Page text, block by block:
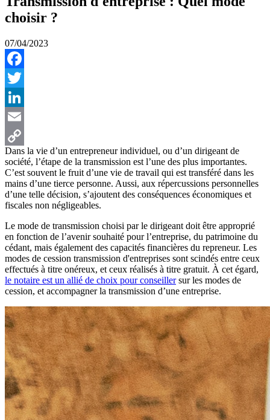
choisir ?
07/04/2023
Facebook
Twitter
LinkedIn
Email
Copy
Link
Dans la vie d’un entrepreneur individuel, ou d’un dirigeant de
société, l’étape de la transmission est l’une des plus importantes.
C’est souvent le fruit d’une vie de travail qui est transféré dans les
mains d’une tierce personne. Aussi, aux répercussions personnelles
d’une telle décision, s’ajoutent des conséquences économiques et
fiscales non négligeables.
Le mode de transmission choisi par le dirigeant doit être approprié
en fonction de l’avenir souhaité pour l’entreprise, du patrimoine du
cédant, mais également des capacités financières du repreneur. Les
modes de cession transmission d'entreprises sont scindés entre ceux
effectués à titre onéreux, et ceux réalisés à titre gratuit. À cet égard,
le notaire est un allié de choix pour conseillersur les modes de
cession, et accompagner la transmission d’une entreprise.